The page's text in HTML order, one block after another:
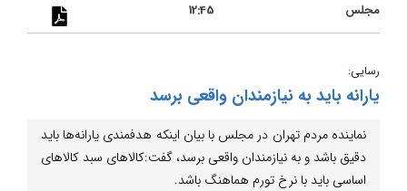
مجلس
12:45
رسایی:
یارانه‌ باید به نیازمندان واقعی برسد
نماینده مردم تهران در مجلس با بیان اینکه هدفمندی یارانه‌ها باید
دقیق باشد و به نیازمندان واقعی برسد، گفت:کالاهای سبد کالاهای
اساسی باید با نرخ تورم هماهنگ باشد.